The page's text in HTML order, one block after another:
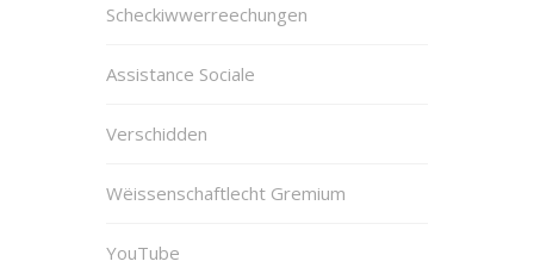
Scheckiwwerreechungen
Assistance Sociale
Verschidden
Wëissenschaftlecht Gremium
YouTube